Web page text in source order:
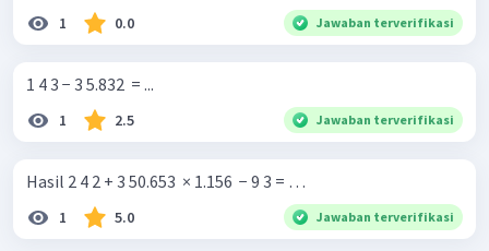
1 0.0 Jawaban terverifikasi
1 4 3 − 3 5.832 ​ = ...
1 2.5 Jawaban terverifikasi
Hasil 2 4 2 + 3 50.653 ​ × 1.156 ​ − 9 3 = …
1 5.0 Jawaban terverifikasi